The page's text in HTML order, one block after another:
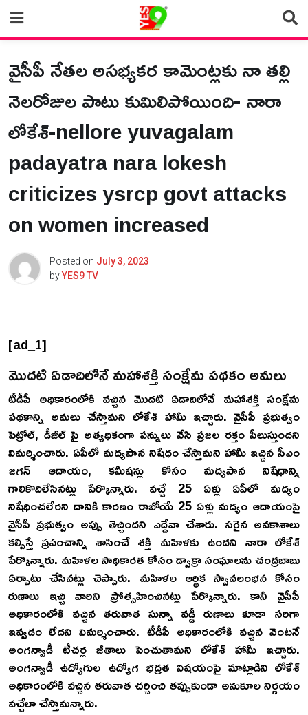
content
వైసీపీ నేతల అసభ్యకర కామెంట్లకు నా తల్లి
నెలరోజుల పాటు కుమిలిపోయింది- నారా
లోకేశ్-nellore yuvagalam
padayatra nara lokesh
criticizes ysrcp govt attacks
on women increased
Posted on July 3, 2023
byYES9 TV
[ad_1]
మొదటి ఏడాదిలోనే మహాశక్తి సంక్షేమ పథకం అమలు
టీడీపీ అధికారంలోకి వచ్చిన మొదటి ఏడాదిలోనే మహాశక్తి సంక్షేమ
పథకాన్ని అమలు చేస్తామని లోకేశ్ హామీ ఇచ్చారు. వైసీపీ ప్రభుత్వం
పెట్రోల్, డీజీల్ పై అత్యధికంగా పన్నులు వేసి ప్రజల రక్తం పీలుస్తుందని
విమర్శించారు. ఏపీలో మద్యపాన నిషేధం చేస్తామని హామీ ఇచ్చిన సీఎం
జగన్ ఆదాయం, కమీషన్లు కోసం మద్యపాన నిషేధాన్ని
గాలికొదిలేసినట్లు పేర్కొన్నారు. వచ్చే 25 ఏళ్లు ఏపీలో మద్యం
నిషేధించలేరని దానికి కారణం రాబోయే 25 ఏళ్లు మద్యం ఆదాయంపై
వైసీపీ ప్రభుత్వం అప్పు తెచ్చిందని ఎద్దేవా చేశారు. సరైన అవకాశాలు
కల్పిస్తే ప్రపంచాన్ని శాసించే శక్తి మహిళకు ఉందని నారా లోకేశ్
పేర్కొన్నారు. మహిళల సాధికారత కోసం డ్వాక్రా సంఘాలను చంద్రబాబు
ఏర్పాటు చేసినట్లు చెప్పారు. మహిళల ఆర్థిక స్వావలంభన కోసం
రుణాలు ఇచ్చి వారిని ప్రోత్సహించినట్లు పేర్కొన్నారు. కానీ వైసీపీ
అధికారంలోకి వచ్చిన తరువాత సున్నా వడ్డీ రుణాలు కూడా సరిగా
ఇవ్వడం లేదని విమర్శించారు. టీడీపీ అధికారంలోకి వచ్చిన వెంటనే
అంగన్వాడీ టీచర్ల జీతాలు పెంచుతామని లోకేశ్ హామీ ఇచ్చారు.
అంగన్వాడీ ఉద్యోగుల ఉద్యోగ భద్రత విషయంపై మాట్లాడిని లోకేశ్
అధికారంలోకి వచ్చిన తరువాత చర్చించి తప్పుకుండా అనుకూల నిర్ణయం
వచ్చేలా చేస్తామన్నారు.